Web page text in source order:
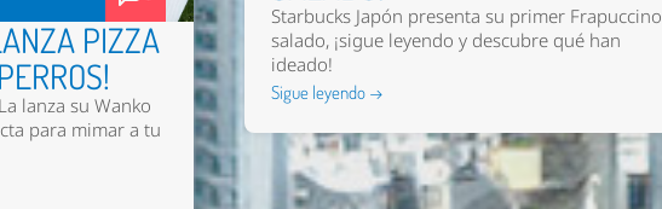
PIZZA
lanza su Wanko
para mimar a tu
Starbucks Japón presenta su primer Frapuccino
salado, ¡sigue leyendo y descubre qué han
ideado!
Sigue leyendo →